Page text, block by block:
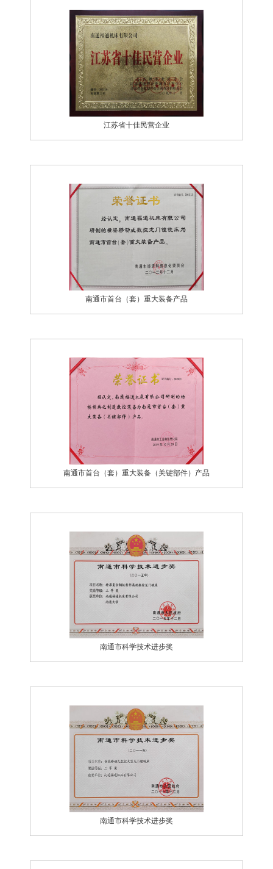
江苏省十佳民营企业
南通市首台（套）重大装备产品
南通市首台（套）重大装备（关键部件）产品
南通市科学技术进步奖
南通市科学技术进步奖